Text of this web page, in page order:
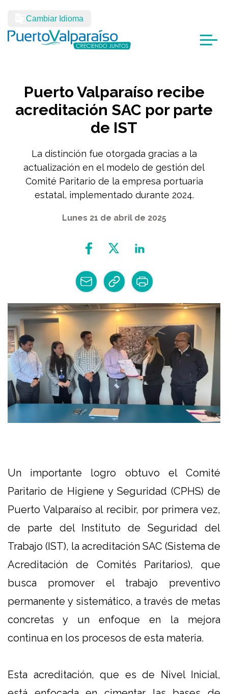
Cambiar Idioma
Puerto Valparaíso recibe
acreditación SAC por parte
de IST
La distinción fue otorgada gracias a la
actualización en el modelo de gestión del
Comité Paritario de la empresa portuaria
estatal, implementado durante 2024.
Lunes 21 de abril de 2025
Un importante logro obtuvo el Comité
Paritario de Higiene y Seguridad (CPHS) de
Puerto Valparaíso al recibir, por primera vez,
de parte del Instituto de Seguridad del
Trabajo (IST), la acreditación SAC (Sistema de
Acreditación de Comités Paritarios), que
busca promover el trabajo preventivo
permanente y sistemático, a través de metas
concretas y un enfoque en la mejora
continua en los procesos de esta materia.
Esta acreditación, que es de Nivel Inicial,